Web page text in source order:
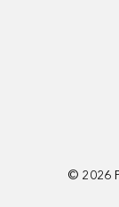
© 2026